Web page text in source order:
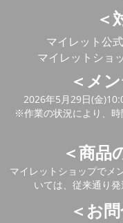
＜
マイレット公
マイレットショ
＜メ
2026年5月29日(金
※作業の状況により、時
＜商品
マイレットショップでメ
いては、従来通り
＜お